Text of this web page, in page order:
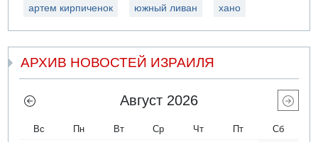
артем кирпиченок южный ливан хано
АРХИВ НОВОСТЕЙ ИЗРАИЛЯ
Август 2026
Вс Пн Вт Ср Чт Пт Сб